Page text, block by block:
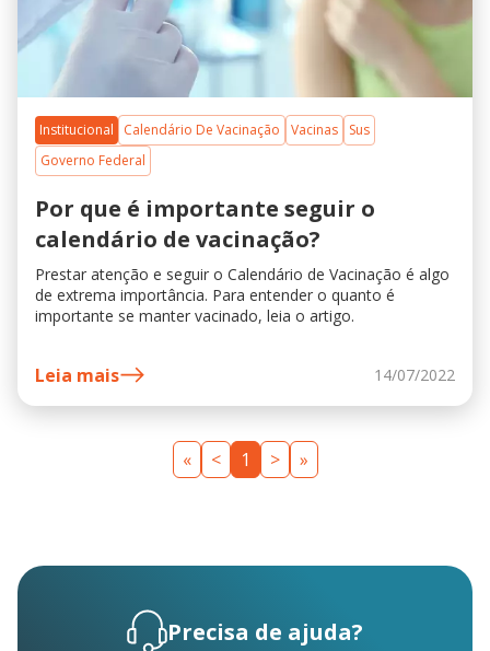
Institucional Calendário De Vacinação Vacinas
Sus
Governo Federal
Por que é importante seguir o
calendário de vacinação?
Prestar atenção e seguir o Calendário de Vacinação é algo
de extrema importância. Para entender o quanto é
importante se manter vacinado, leia o artigo.
Leia mais 14/07/2022
« < 1 > »
Precisa de ajuda?